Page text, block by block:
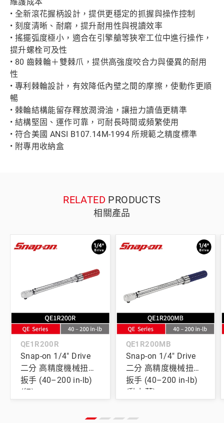
• 全新滾花握柄設計，提供更穩定的抓握與操作控制
• 刻度清晰、耐磨，提升耐用性與視讀效率
• 搖擺弧度極小，適合在引擎艙等狹窄工位中進行操作，
提升螺栓可及性
• 80 齒棘輪＋雙棘爪，提供高強度咬合力與優異的耐用
性
• 專利棘輪設計，有效降低內壁之間的摩擦，使動作更順
暢
• 棘輪結構能留存釋放潤滑油，讓扭力讀值更精準
• 結構堅固、運作可靠，可耐長時間或頻繁使用
• 符合美國 ANSI B107.14M-1994 所規範之精度標準
• 附專用收納盒
RELATED PRODUCTS
相關產品
QE1R200R
Snap-on 1/4" Drive
二分 高精度機械扭力
扳手 (40–200 in-lb)
(紅)
QE1R200MB
Snap-on 1/4" Drive
二分 高精度機械扭力
扳手 (40–200 in-lb)
(動力藍)